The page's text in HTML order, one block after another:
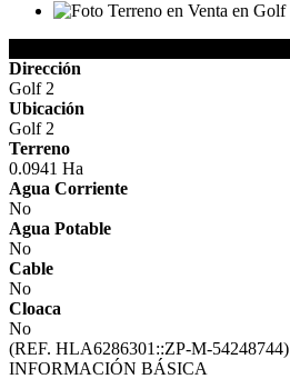
Dirección
Golf 2
Ubicación
Golf 2
Terreno
0.0941 Ha
Agua Corriente
No
Agua Potable
No
Cable
No
Cloaca
No
(REF. HLA6286301::ZP-M-54248744)
INFORMACIÓN BÁSICA